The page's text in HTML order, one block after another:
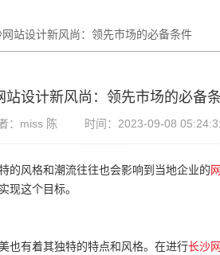
网站设计新风尚：领先市场的必备条件
站设计新风尚：领先市场的必备
：miss 陈 时间：2023-09-08
的风格和潮流往往也会影响到当地企业的
现这个目标。
也有着其独特的特点和风格。在进行长沙